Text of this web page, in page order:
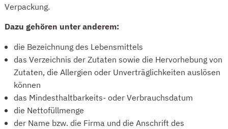
Verpackung.
Dazu gehören unter anderem:
die Bezeichnung des Lebensmittels
das Verzeichnis der Zutaten sowie die Hervorhebung von
Zutaten, die Allergien oder Unverträglichkeiten auslösen
können
das Mindesthaltbarkeits- oder Verbrauchsdatum
die Nettofüllmenge
der Name bzw. die Firma und die Anschrift des